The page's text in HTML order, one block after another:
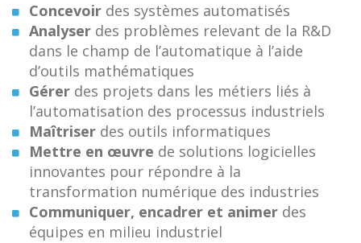
Concevoir des systèmes automatisés
Analyser des problèmes relevant de la R&D
dans le champ de l’automatique à l’aide
d’outils mathématiques
Gérer des projets dans les métiers liés à
l’automatisation des processus industriels
Maîtriser des outils informatiques
Mettre en œuvre de solutions logicielles
innovantes pour répondre à la
transformation numérique des industries
Communiquer, encadrer et animer des
équipes en milieu industriel